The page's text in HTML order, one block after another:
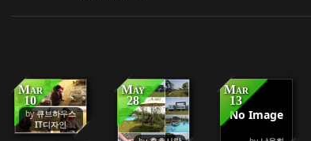
Mar
10
by큐브하우스
IT디자인
51975
May
28
78444 No Image
Mar
13
152594